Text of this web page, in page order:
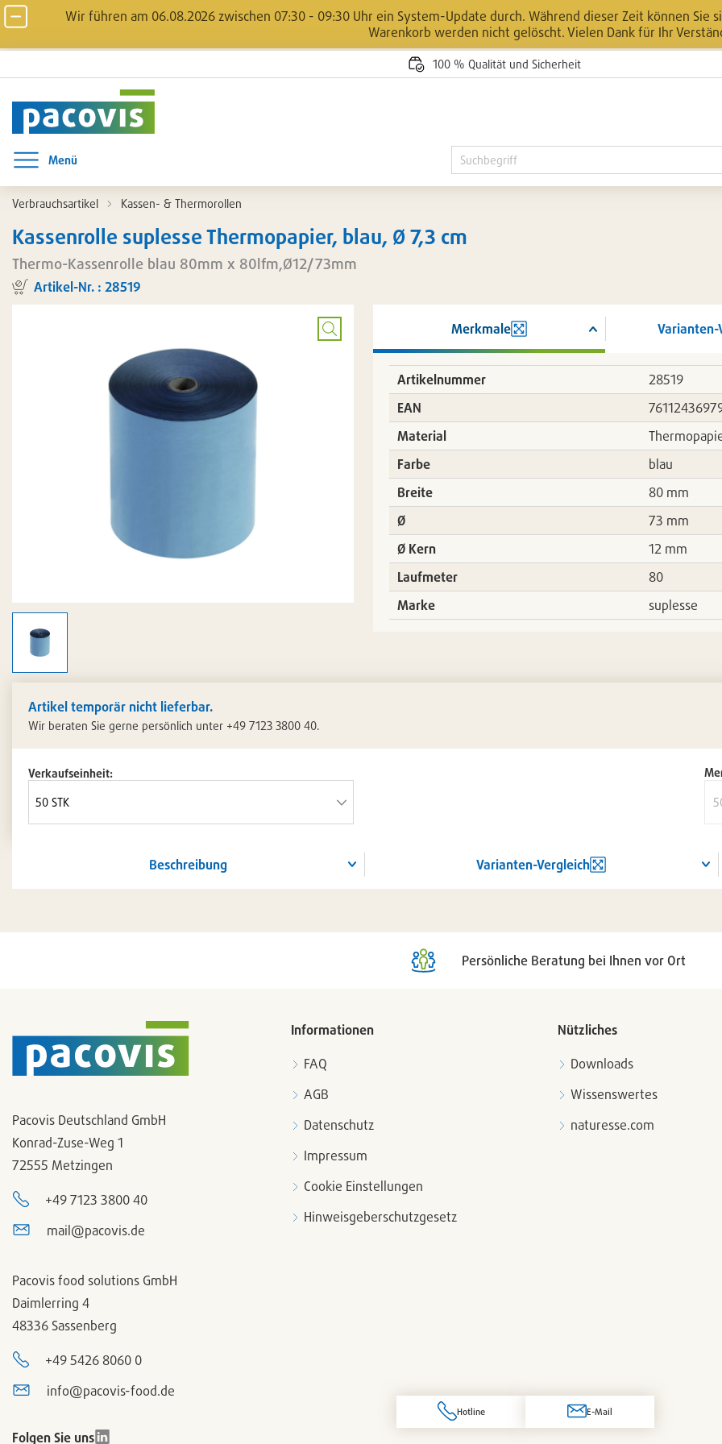
Wir führen am 06.08.2026 zwischen 07:30 - 09:30 Uhr ein System-Update durch. Während dieser Zeit können
Warenkorb werden nicht gelöscht. Vielen Dank für Ihr
100 % Qualität und Sicherheit
Menü
Menü öffnen
Verbrauchsartikel Kassen- & Thermorollen
Kassenrolle suplesse Thermopapier, blau, Ø 7,3 cm
Thermo-Kassenrolle blau 80mm x 80lfm,Ø12/73mm
Artikel
Artikel-Nr. : 28519
Bild
vergrößern
Merkmale Varianten-
Artikelnummer
28519
EAN
Material
Farbe
blau
Breite
80 mm
Ø
73 mm
Ø Kern
12 mm
Laufmeter
80
Marke
suplesse
Artikel temporär nicht lieferbar.
Wir beraten Sie gerne persönlich unter +49 7123 3800 40.
Verkaufseinheit:
Beschreibung Varianten-Vergleich
Persönliche Beratung bei Ihnen vor Ort
Pacovis Deutschland GmbH
Konrad-Zuse-Weg 1
72555 Metzingen
+49 7123 3800 40
mail@pacovis.de
Pacovis food solutions GmbH
Daimlerring 4
48336 Sassenberg
+49 5426 8060 0
info@pacovis-food.de
Folgen Sie uns
Informationen
FAQ
AGB
Datenschutz
Impressum
Cookie Einstellungen
Hinweisgeberschutzgesetz
Nützliches
Downloads
Wissenswertes
naturesse.com
Hotline E-Mail